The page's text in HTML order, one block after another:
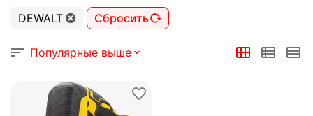
DEWALT Сбросить
Популярные выше